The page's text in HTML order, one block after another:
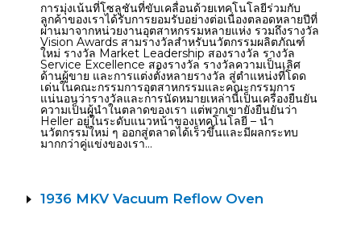
การมุ่งเน้นที่โซลูชันที่ขับเคลื่อนด้วยเทคโนโลยีร่วมกับ
ลูกค้าของเราได้รับการยอมรับอย่างต่อเนื่องตลอดหลายปีที่
ผ่านมาจากหน่วยงานอุตสาหกรรมหลายแห่ง รวมถึงรางวัล
Vision Awards สามรางวัลสำหรับนวัตกรรมผลิตภัณฑ์
ใหม่ รางวัล Market Leadership สองรางวัล รางวัล
Service Excellence สองรางวัล รางวัลความเป็นเลิศ
ด้านผู้ขาย และการแต่งตั้งหลายรางวัล สู่ตำแหน่งที่โดด
เด่นในคณะกรรมการอุตสาหกรรมและคณะกรรมการ
แน่นอนว่ารางวัลและการนัดหมายเหล่านี้เป็นเครื่องยืนยัน
ความเป็นผู้นำในตลาดของเรา แต่พวกเขายังยืนยันว่า
Heller อยู่ในระดับแนวหน้าของเทคโนโลยี – นำ
นวัตกรรมใหม่ ๆ ออกสู่ตลาดได้เร็วขึ้นและมีผลกระทบ
มากกว่าคู่แข่งของเรา…
1936 MKV Vacuum Reflow Oven